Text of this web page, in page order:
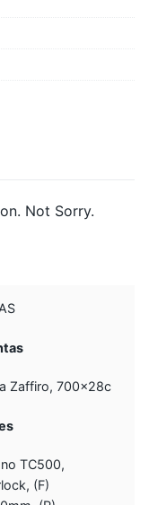
Not Sorry.
Zaffiro, 700x28c
TC500,
(F)